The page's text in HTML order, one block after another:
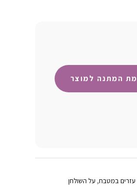
עזרים במטבח, על השולחן